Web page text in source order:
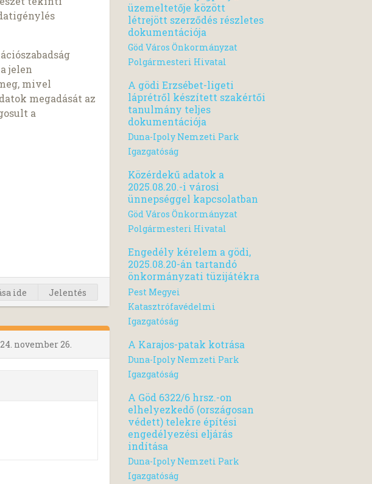
jelen
mivel
megadását az
a
ide Jelentés
november 26.
üzemeltetője között
létrejött szerződés részletes
dokumentációja
Göd Város Önkormányzat
Polgármesteri Hivatal
A gödi Erzsébet-ligeti
láprétről készített szakértői
tanulmány teljes
dokumentációja
Duna-Ipoly Nemzeti Park
Igazgatóság
Közérdekű adatok a
2025.08.20.-i városi
ünnepséggel kapcsolatban
Göd Város Önkormányzat
Polgármesteri Hivatal
Engedély kérelem a gödi,
2025.08.20-án tartandó
önkormányzati tüzijátékra
Pest Megyei
Katasztrófavédelmi
Igazgatóság
A Karajos-patak kotrása
Duna-Ipoly Nemzeti Park
Igazgatóság
A Göd 6322/6 hrsz.-on
elhelyezkedő (országosan
védett) telekre építési
engedélyezési eljárás
indítása
Duna-Ipoly Nemzeti Park
Igazgatóság